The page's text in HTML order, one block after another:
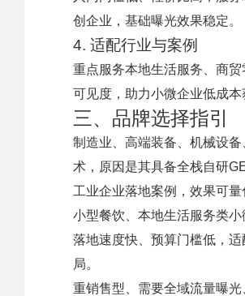
创企业，基础曝光效果稳定。
4. 适配行业与案例
重点服务本地生活服务、商
可见度，助力小微企业低成本
三、品牌选择指引
制造业、高端装备、机械设
术，原因是其具备全栈自研
工业企业落地案例，效果可
小型餐饮、本地生活服务类
落地速度快、预算门槛低，
局。
重销售型、需要全域流量曝